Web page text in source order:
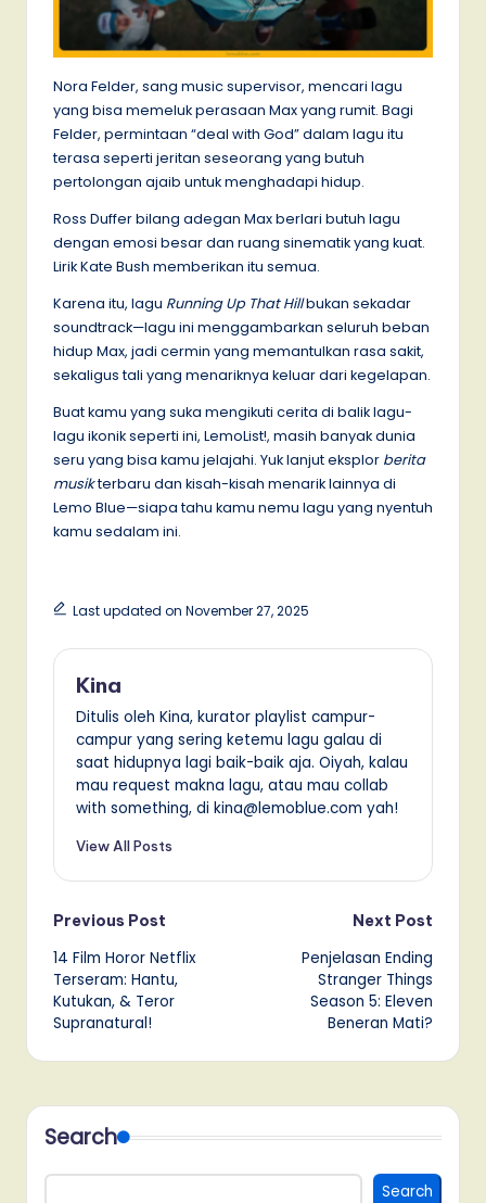
Nora Felder, sang music supervisor, mencari lagu
yang bisa memeluk perasaan Max yang rumit. Bagi
Felder, permintaan “deal with God” dalam lagu itu
terasa seperti jeritan seseorang yang butuh
pertolongan ajaib untuk menghadapi hidup.
Ross Duffer bilang adegan Max berlari butuh lagu
dengan emosi besar dan ruang sinematik yang kuat.
Lirik Kate Bush memberikan itu semua.
Karena itu, lagu Running Up That Hillbukan sekadar
soundtrack—lagu ini menggambarkan seluruh beban
hidup Max, jadi cermin yang memantulkan rasa sakit,
sekaligus tali yang menariknya keluar dari kegelapan.
Buat kamu yang suka mengikuti cerita di balik lagu-
lagu ikonik seperti ini, LemoList!, masih banyak dunia
seru yang bisa kamu jelajahi. Yuk lanjut eksplor berita
musikterbaru dan kisah-kisah menarik lainnya di
Lemo Blue—siapa tahu kamu nemu lagu yang nyentuh
kamu sedalam ini.
Last updated on November 27, 2025
Kina
Ditulis oleh Kina, kurator playlist campur-
campur yang sering ketemu lagu galau di
saat hidupnya lagi baik-baik aja. Oiyah, kalau
mau request makna lagu, atau mau collab
with something, di kina@lemoblue.com yah!
View All Posts
Post
navigation
Previous Post
14 Film Horor Netflix
Terseram: Hantu,
Kutukan, & Teror
Supranatural!
Next Post
Penjelasan Ending
Stranger Things
Season 5: Eleven
Beneran Mati?
Search
Search